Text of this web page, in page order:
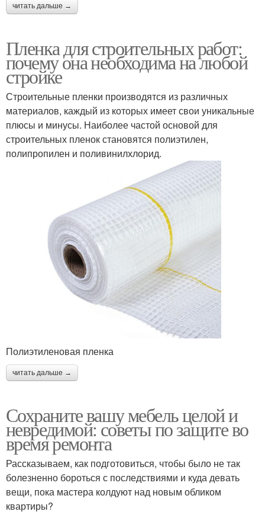
читать дальше →
Пленка для строительных работ:
почему она необходима на любой
стройке
Строительные пленки производятся из различных
материалов, каждый из которых имеет свои уникальные
плюсы и минусы. Наиболее частой основой для
строительных пленок становятся полиэтилен,
полипропилен и поливинилхлорид.
Полиэтиленовая пленка
читать дальше →
Сохраните вашу мебель целой и
невредимой: советы по защите во
время ремонта
Рассказываем, как подготовиться, чтобы было не так
болезненно бороться с последствиями и куда девать
вещи, пока мастера колдуют над новым обликом
квартиры?